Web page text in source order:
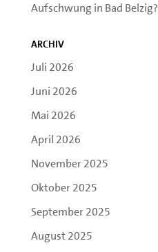
Aufschwung in Bad Belzig?
Archiv
Juli 2026
Juni 2026
Mai 2026
April 2026
November 2025
Oktober 2025
September 2025
August 2025